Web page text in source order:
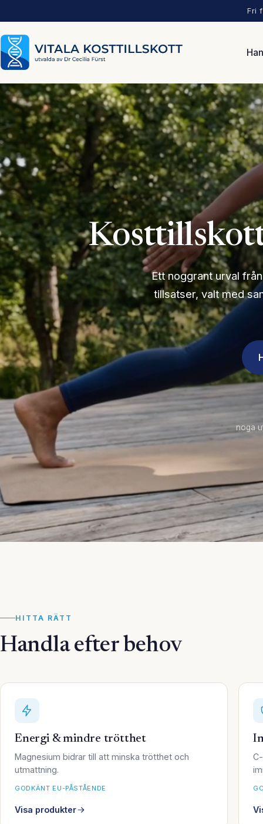
Fri
Ett noggrant urval
tillsatser, valt med
noga
HITTA RÄTT
Handla efter behov
Energi & mindre trötthet
Magnesium bidrar till att minska trötthet och
utmattning.
GODKÄNT EU-PÅSTÅENDE
Visa produkter